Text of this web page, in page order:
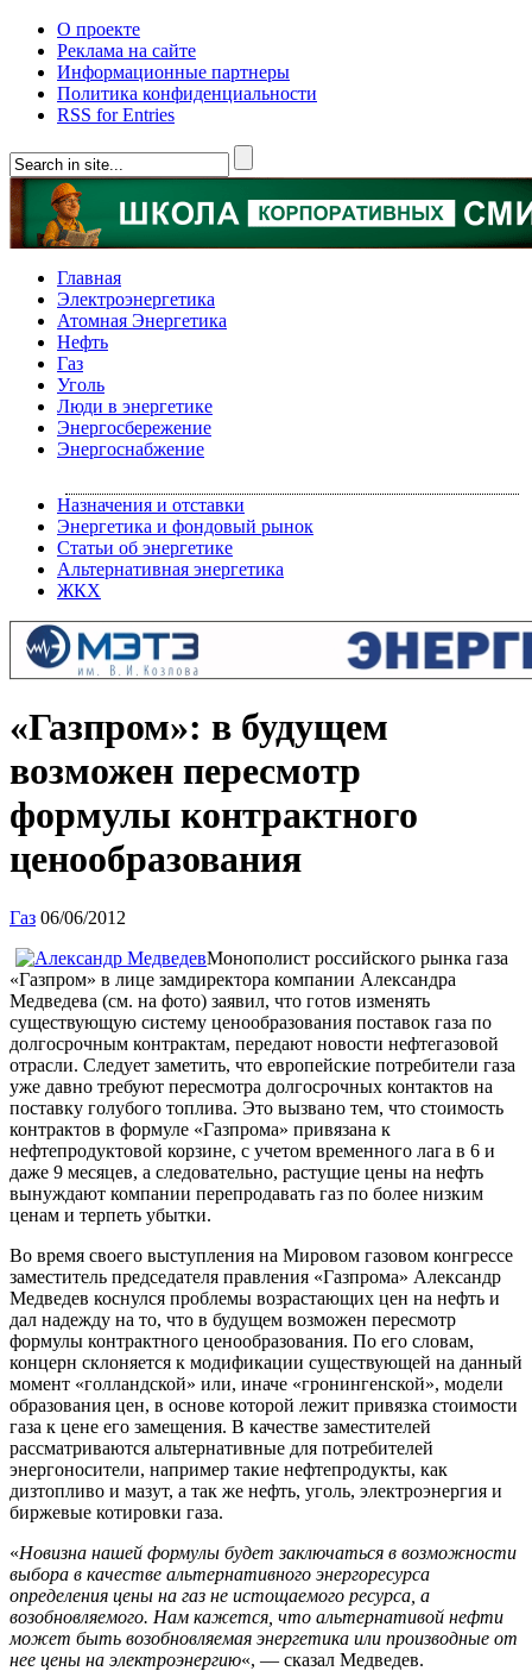
О проекте
Реклама на сайте
Информационные партнеры
Политика конфиденциальности
RSS for Entries
Главная
Электроэнергетика
Атомная Энергетика
Нефть
Газ
Уголь
Люди в энергетике
Энергосбережение
Энергоснабжение
Назначения и отставки
Энергетика и фондовый рынок
Статьи об энергетике
Альтернативная энергетика
ЖКХ
«Газпром»: в будущем
возможен пересмотр
формулы контрактного
ценообразования
Газ 06/06/2012
Монополист российского рынка газа
«Газпром» в лице замдиректора компании Александра
Медведева (см. на фото) заявил, что готов изменять
существующую систему ценообразования поставок газа по
долгосрочным контрактам, передают новости нефтегазовой
отрасли. Следует заметить, что европейские потребители газа
уже давно требуют пересмотра долгосрочных контактов на
поставку голубого топлива. Это вызвано тем, что стоимость
контрактов в формуле «Газпрома» привязана к
нефтепродуктовой корзине, с учетом временного лага в 6 и
даже 9 месяцев, а следовательно, растущие цены на нефть
вынуждают компании перепродавать газ по более низким
ценам и терпеть убытки.
Во время своего выступления на Мировом газовом конгрессе
заместитель председателя правления «Газпрома» Александр
Медведев коснулся проблемы возрастающих цен на нефть и
дал надежду на то, что в будущем возможен пересмотр
формулы контрактного ценообразования. По его словам,
концерн склоняется к модификации существующей на данный
момент «голландской» или, иначе «гронингенской», модели
образования цен, в основе которой лежит привязка стоимости
газа к цене его замещения. В качестве заместителей
рассматриваются альтернативные для потребителей
энергоносители, например такие нефтепродукты, как
дизтопливо и мазут, а так же нефть, уголь, электроэнергия и
биржевые котировки газа.
«Новизна нашей формулы будет заключаться в возможности
выбора в качестве альтернативного энергоресурса
определения цены на газ не истощаемого ресурса, а
возобновляемого. Нам кажется, что альтернативой нефти
может быть возобновляемая энергетика или производные от
нее цены на электроэнергию«, — сказал Медведев.